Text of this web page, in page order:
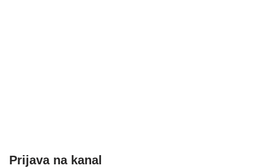
Prijava na kanal